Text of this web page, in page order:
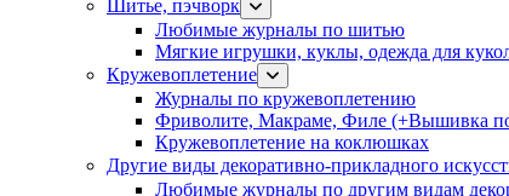
Шитье, пэчворк
Любимые журналы по шитью
Мягкие игрушки, куклы, одежда для
Кружевоплетение
Журналы по кружевоплетению
Фриволите, Макраме, Филе (+Вышивка
Кружевоплетение на коклюшках
Другие виды декоративно-прикладного
Любимые журналы по другим видам